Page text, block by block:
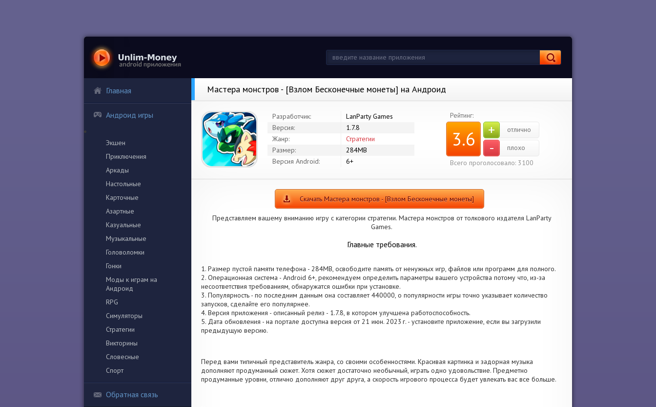
Главная
Андроид игры
Экшен
Приключения
Аркады
Настольные
Карточные
Азартные
Казуальные
Музыкальные
Головоломки
Гонки
Моды к играм на
Андроид
RPG
Симуляторы
Стратегии
Викторины
Словесные
Спорт
Обратная связь
Мастера монстров - [Взлом Бесконечные монеты] на Андроид
Разработчик:
LanParty Games
Версия:
1.7.8
Жанр:
Стратегии
Размер:
284MB
Версия Android:
6+
Рейтинг:
3.6 + отлично
-
плохо
Всего проголосовало: 3100
Скачать Мастера монстров - [Взлом Бесконечные монеты]
Представляем вашему вниманию игру с категории стратегии. Мастера монстров от толкового издателя LanParty
Games.
Главные требования.
1. Размер пустой памяти телефона - 284MB, освободите память от ненужных игр, файлов или программ для полного.
2. Операционная система - Android 6+, рекомендуем определить параметры вашего устройства потому что, из-за
несоответствия требованиям, обнаружатся ошибки при установке.
3. Популярность - по последним данным она составляет 440000, о популярности игры точно указывает количество
запусков, сделайте его популярнее.
4. Версия приложения - описанный релиз - 1.7.8, в котором улучшена работоспособность.
5. Дата обновления - на портале доступна версия от 21 июн. 2023 г. - установите приложение, если вы загрузили
предыдущую версию.
Перед вами типичный представитель жанра, со своими особенностями. Красивая картинка и задорная музыка
дополняют продуманный сюжет. Хотя сюжет достаточно необычный, играть одно удовольствие. Предметно
продуманные уровни, отлично дополняют друг друга, а скорость игрового процесса будет увлекать вас все больше.